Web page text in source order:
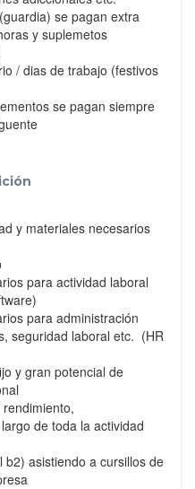
se pagan extra
y suplemetos
/ dias de trabajo (festivos
se pagan siempre
y materiales necesarios
para actividad laboral
para administración
seguridad laboral etc. (HR
y gran potencial de
de toda la actividad
asistiendo a cursillos de